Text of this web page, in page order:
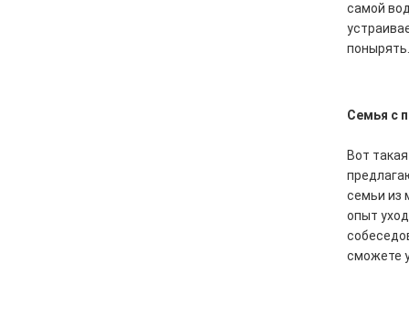
самой
понырять.
Семья с
Вот
семьи из
опыт
сможете